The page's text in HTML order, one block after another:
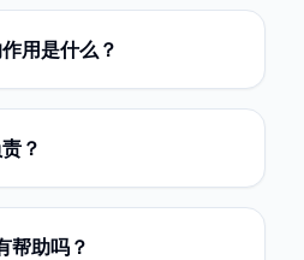
用是什么？
？
帮助吗？